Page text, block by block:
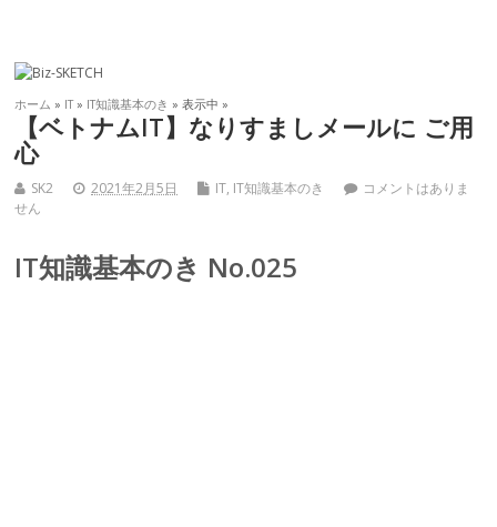
ホーム » IT» IT知識基本のき » 表示中 »
【ベトナムIT】なりすましメールに ご用
心
SK2 2021年2月5日 IT, IT知識基本のき
コメントはありま
せん
IT知識基本のき No.025